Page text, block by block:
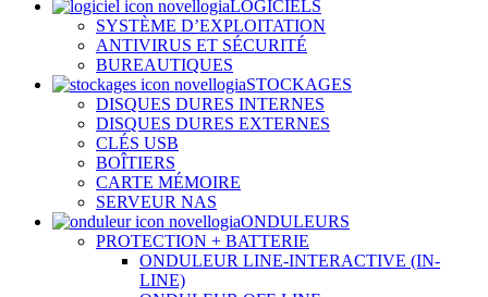
LOGICIELS
SYSTÈME D’EXPLOITATION
ANTIVIRUS ET SÉCURITÉ
BUREAUTIQUES
STOCKAGES
DISQUES DURES INTERNES
DISQUES DURES EXTERNES
CLÉS USB
BOÎTIERS
CARTE MÉMOIRE
SERVEUR NAS
ONDULEURS
PROTECTION + BATTERIE
ONDULEUR LINE-INTERACTIVE (IN-
LINE)